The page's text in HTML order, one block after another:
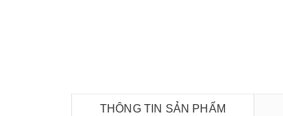
THÔNG TIN SẢN PHẨM